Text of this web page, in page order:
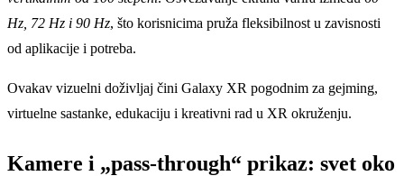
Hz, 72 Hz i 90 Hz, što korisnicima pruža fleksibilnost u zavisnosti
od aplikacije i potreba.
Ovakav vizuelni doživljaj čini Galaxy XR pogodnim za gejming,
virtuelne sastanke, edukaciju i kreativni rad u XR okruženju.
Kamere i „pass-through“ prikaz: svet oko